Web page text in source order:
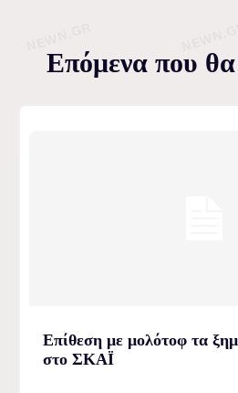
Επόμενα που θα
Επίθεση με μολότοφ τα
στο ΣΚΑΪ